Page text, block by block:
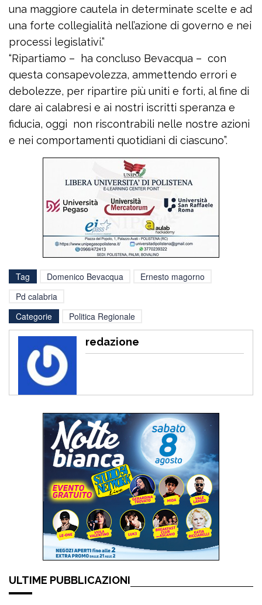
una maggiore cautela in determinate scelte e ad
una forte collegialità nell’azione di governo e nei
processi legislativi.”
“Ripartiamo – ha concluso Bevacqua – con
questa consapevolezza, ammettendo errori e
debolezze, per ripartire più uniti e forti, al fine di
dare ai calabresi e ai nostri iscritti speranza e
fiducia, oggi non riscontrabili nelle nostre azioni
e nei comportamenti quotidiani di ciascuno”.
Tag Domenico Bevacqua
Ernesto magorno
Pd calabria
Categorie
Politica Regionale
redazione
ULTIME PUBBLICAZIONI